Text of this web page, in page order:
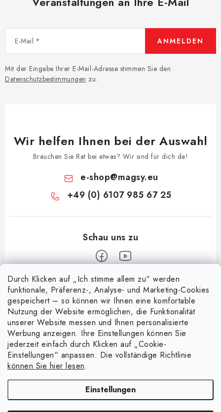
Durch Klicken auf „Ich stimme allem zu“ werden
funktionale, Präferenz-, Analyse- und Marketing-Cookies
gespeichert – so können wir Ihnen eine komfortable
Nutzung der Website ermöglichen, die Funktionalität
unserer Website messen und Ihnen personalisierte
Werbung anzeigen. Ihre Einstellungen können Sie
jederzeit einfach durch Klicken auf „Cookie-
Einstellungen“ anpassen. Die vollständige Richtlinie
können Sie hier lesen.
Einstellungen
E-Mail
Mit der Eingabe Ihrer E-Mail-Adresse stimmen Sie den
Datenschutzbestimmungen zu.
ANMELDEN
Wir helfen Ihnen bei der Auswahl
Brauchen Sie Rat bei etwas? Wir sind für dich da!
e-shop@magsy.eu
+49 (0) 6107 985 67 25
Informace pro vás
Über uns
Handelsbedingungen
Datenschutzerklärung
Warenrückgabe
Kontakte - Impressum
Nachricht
Entdecken Sie die Magie magnetischer Taschen
15.4.2025
4 spielerische Experimente mit Magneten
Facebook